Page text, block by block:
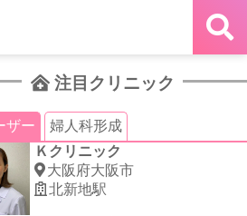
注目クリニック
ザー
婦人科形成
Ｋクリニック
大阪府大阪市
北新地駅